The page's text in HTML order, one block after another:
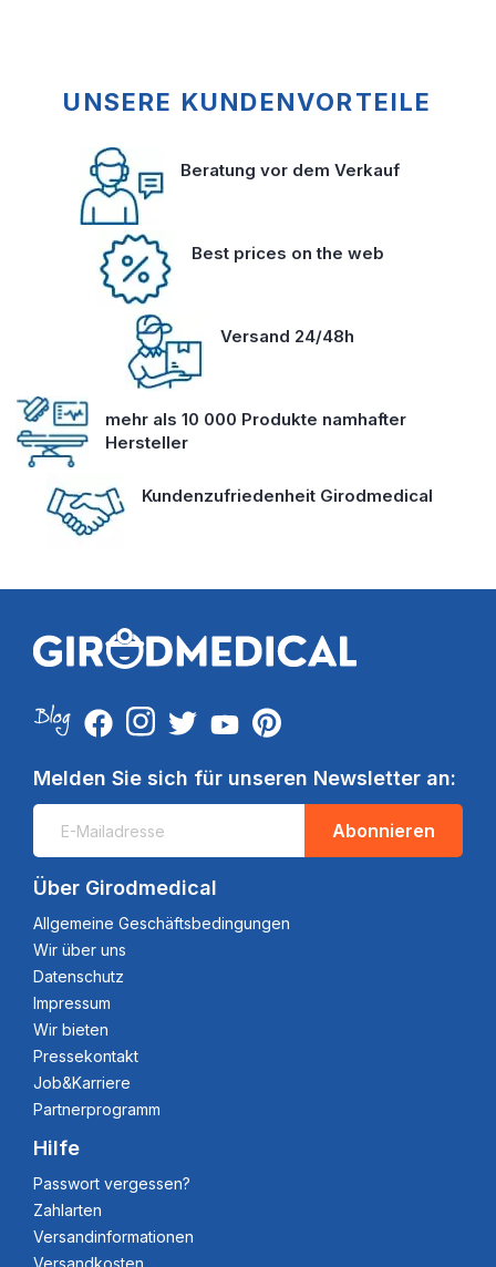
UNSERE KUNDENVORTEILE
Beratung vor dem Verkauf
Best prices on the web
Versand 24/48h
mehr als 10 000 Produkte namhafter
Hersteller
Kundenzufriedenheit Girodmedical
Melden Sie sich für unseren Newsletter an:
Abonnieren
Über Girodmedical
Allgemeine Geschäftsbedingungen
Wir über uns
Datenschutz
Impressum
Wir bieten
Pressekontakt
Job&Karriere
Partnerprogramm
Hilfe
Passwort vergessen?
Zahlarten
Versandinformationen
Versandkosten